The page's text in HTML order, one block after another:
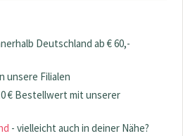
Deutschland ab € 60,-
unsere Filialen
€ Bestellwert mit unserer
- vielleicht auch in deiner Nähe?